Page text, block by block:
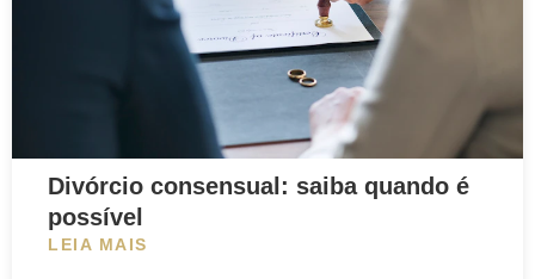
Divórcio consensual: saiba quando é
possível
LEIA MAIS